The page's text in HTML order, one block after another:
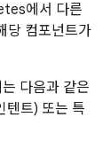
에서 다른
당 컴포넌트가
다음과 같은
텐트) 또는 특